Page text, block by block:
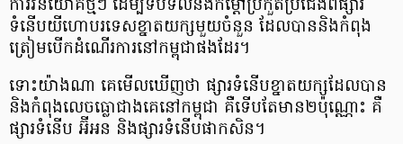
ការ​វិនិយោគ​ថ្មីៗ ​ដើម្បី​ទប់ទល់​នឹង​កម្ដៅ​ប្រកួត​ប្រជែង​ពី​ផ្សារ​
ទំនើប​យីហោ​បរទេស​ខ្នាត​យក្ស​មួយ​ចំនួន ដែល​បាន​និង​កំពុង​
ត្រៀម​បើក​ដំណើរការ​នៅ​កម្ពុជា​ផង​ដែរ។
ទោះ​យ៉ាង​ណា គេ​មើល​ឃើញ​ថា ផ្សារ​ទំនើប​ខ្នាត​យក្ស​ដែល​បាន​
និង​កំពុង​លេច​ធ្លោ​ជាង​គេ​នៅ​កម្ពុជា គឺ​ទើប​តែ​មាន​២​ប៉ុណ្ណោះ គឺ
ផ្សារ​ទំនើប អ៊ីអន និង​ផ្សារ​ទំនើប​ផាកសិន។